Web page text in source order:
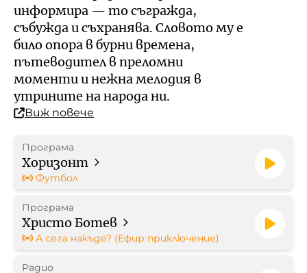
Контакти
Профил на купувача
Стратегически документи
Правилници
Протоколи
Бюджет
Отчети
Рекламни тарифи
информира — то съгражда,
събужда и съхранява. Словото му е
било опора в бурни времена,
пътеводител в преломни
моменти и нежна мелодия в
утрините на народа ни.
Виж повече
Програма
Хоризонт
Футбол
Програма
Христо Ботев
А сега накъде? (Ефир приключение)
Радио